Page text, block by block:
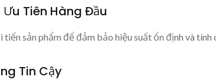
Tiên Hàng Đầu
tiến sản phẩm để đảm bảo hiệu suất ổn định và
Tin Cậy